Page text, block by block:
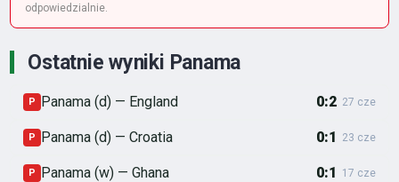
odpowiedzialnie.
Ostatnie wyniki Panama
P Panama (d) — England 0:2 27 cze
P Panama (d) — Croatia 0:1 23 cze
P Panama (w) — Ghana 0:1 17 cze